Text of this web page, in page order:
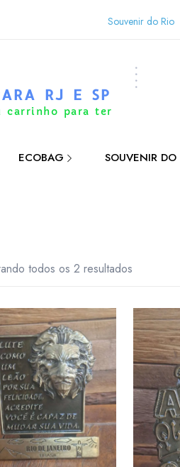
Souvenir do Rio
RJ E SP
carrinho para ter
ECOBAG
SOUVENIR
todos os 2 resultados